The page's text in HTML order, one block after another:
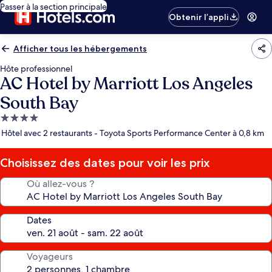
Passer à la section principale
Obtenir l’appli
Afficher tous les hébergements
Hôte professionnel
AC Hotel by Marriott Los Angeles
South Bay
Hébergement
4.0 étoiles
Hôtel avec 2 restaurants - Toyota Sports Performance Center à 0,8 km
Choisissez des dates pour voir les prix
Où allez-vous ?
Dates
Voyageurs